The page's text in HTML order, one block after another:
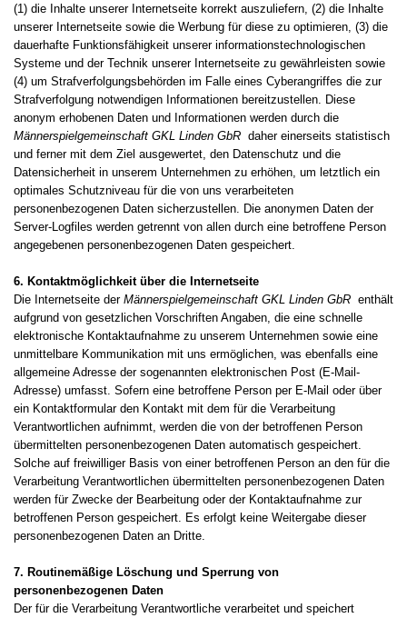
(1) die Inhalte unserer Internetseite korrekt auszuliefern, (2) die Inhalte
unserer Internetseite sowie die Werbung für diese zu optimieren, (3) die
dauerhafte Funktionsfähigkeit unserer informationstechnologischen
Systeme und der Technik unserer Internetseite zu gewährleisten sowie
(4) um Strafverfolgungsbehörden im Falle eines Cyberangriffes die zur
Strafverfolgung notwendigen Informationen bereitzustellen. Diese
anonym erhobenen Daten und Informationen werden durch die
Männerspielgemeinschaft GKL Linden GbR daher einerseits statistisch
und ferner mit dem Ziel ausgewertet, den Datenschutz und die
Datensicherheit in unserem Unternehmen zu erhöhen, um letztlich ein
optimales Schutzniveau für die von uns verarbeiteten
personenbezogenen Daten sicherzustellen. Die anonymen Daten der
Server-Logfiles werden getrennt von allen durch eine betroffene Person
angegebenen personenbezogenen Daten gespeichert.
6. Kontaktmöglichkeit über die Internetseite
Die Internetseite der Männerspielgemeinschaft GKL Linden GbR enthält
aufgrund von gesetzlichen Vorschriften Angaben, die eine schnelle
elektronische Kontaktaufnahme zu unserem Unternehmen sowie eine
unmittelbare Kommunikation mit uns ermöglichen, was ebenfalls eine
allgemeine Adresse der sogenannten elektronischen Post (E-Mail-
Adresse) umfasst. Sofern eine betroffene Person per E-Mail oder über
ein Kontaktformular den Kontakt mit dem für die Verarbeitung
Verantwortlichen aufnimmt, werden die von der betroffenen Person
übermittelten personenbezogenen Daten automatisch gespeichert.
Solche auf freiwilliger Basis von einer betroffenen Person an den für die
Verarbeitung Verantwortlichen übermittelten personenbezogenen Daten
werden für Zwecke der Bearbeitung oder der Kontaktaufnahme zur
betroffenen Person gespeichert. Es erfolgt keine Weitergabe dieser
personenbezogenen Daten an Dritte.
7. Routinemäßige Löschung und Sperrung von
personenbezogenen Daten
Der für die Verarbeitung Verantwortliche verarbeitet und speichert